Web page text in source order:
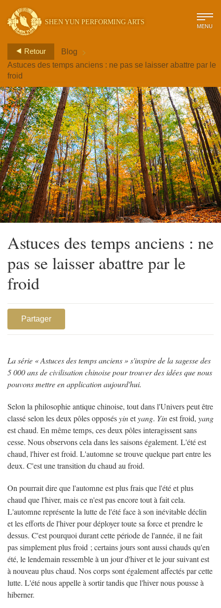
SHEN YUN PERFORMING ARTS MENU
Retour Blog >
Astuces des temps anciens : ne pas se laisser abattre par le
froid
Astuces des temps anciens : ne
pas se laisser abattre par le
froid
Partager
La série « Astuces des temps anciens » s'inspire de la sagesse des
5 000 ans de civilisation chinoise pour trouver des idées que nous
pouvons mettre en application aujourd'hui.
Selon la philosophie antique chinoise, tout dans l'Univers peut être
classé selon les deux pôles opposésyinetyang. Yinest froid, yang
est chaud. En même temps, ces deux pôles interagissent sans
cesse. Nous observons cela dans les saisons également. L'été est
chaud, l'hiver est froid. L'automne se trouve quelque part entre les
deux. C'est une transition du chaud au froid.
On pourrait dire que l'automne est plus frais que l'été et plus
chaud que l'hiver, mais ce n'est pas encore tout à fait cela.
L'automne représente la lutte de l'été face à son inévitable déclin
et les efforts de l'hiver pour déployer toute sa force et prendre le
dessus. C'est pourquoi durant cette période de l'année, il ne fait
pas simplement plus froid ; certains jours sont aussi chauds qu'en
été, le lendemain ressemble à un jour d'hiver et le jour suivant est
à nouveau plus chaud. Nos corps sont également affectés par cette
lutte. L'été nous appelle à sortir tandis que l'hiver nous pousse à
hiberner.